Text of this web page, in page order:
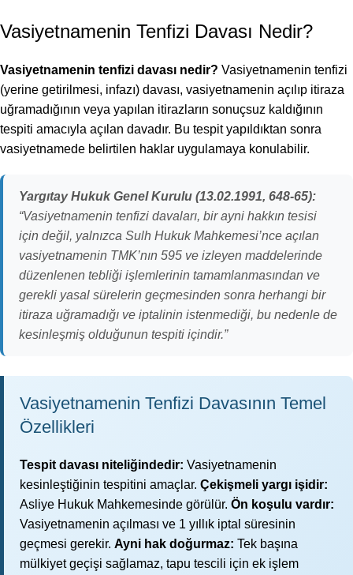
Vasiyetnamenin Tenfizi Davası Nedir?
Vasiyetnamenin tenfizi davası nedir? Vasiyetnamenin tenfizi
(yerine getirilmesi, infazı) davası, vasiyetnamenin açılıp itiraza
uğramadığının veya yapılan itirazların sonuçsuz kaldığının
tespiti amacıyla açılan davadır. Bu tespit yapıldıktan sonra
vasiyetnamede belirtilen haklar uygulamaya konulabilir.
Yargıtay Hukuk Genel Kurulu (13.02.1991, 648-65):
“Vasiyetnamenin tenfizi davaları, bir ayni hakkın tesisi
için değil, yalnızca Sulh Hukuk Mahkemesi’nce açılan
vasiyetnamenin TMK’nın 595 ve izleyen maddelerinde
düzenlenen tebliği işlemlerinin tamamlanmasından ve
gerekli yasal sürelerin geçmesinden sonra herhangi bir
itiraza uğramadığı ve iptalinin istenmediği, bu nedenle de
kesinleşmiş olduğunun tespiti içindir.”
Vasiyetnamenin Tenfizi Davasının Temel
Özellikleri
Tespit davası niteliğindedir: Vasiyetnamenin
kesinleştiğinin tespitini amaçlar. Çekişmeli yargı işidir:
Asliye Hukuk Mahkemesinde görülür. Ön koşulu vardır:
Vasiyetnamenin açılması ve 1 yıllık iptal süresinin
geçmesi gerekir. Ayni hak doğurmaz: Tek başına
mülkiyet geçişi sağlamaz, tapu tescili için ek işlem